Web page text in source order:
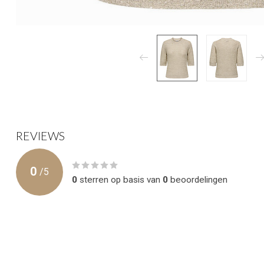
REVIEWS
0 /5
0 sterren op basis van 0 beoordelingen